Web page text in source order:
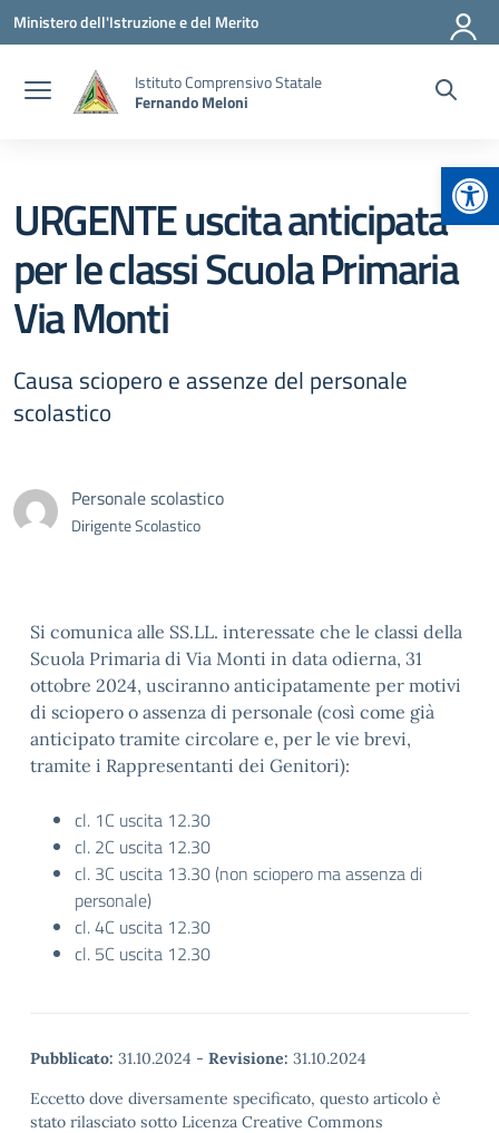
Vai ai contenuti
Vai al menu di navigazione
Vai al footer
Ministero dell'Istruzione e del Merito
Istituto Comprensivo Statale
Fernando Meloni
URGENTE uscita anticipata
per le classi Scuola Primaria
Via Monti
Causa sciopero e assenze del personale
scolastico
Personale scolastico
Dirigente Scolastico
Si comunica alle SS.LL. interessate che le classi della
Scuola Primaria di Via Monti in data odierna, 31
ottobre 2024, usciranno anticipatamente per motivi
di sciopero o assenza di personale (così come già
anticipato tramite circolare e, per le vie brevi,
tramite i Rappresentanti dei Genitori):
cl. 1C uscita 12.30
cl. 2C uscita 12.30
cl. 3C uscita 13.30 (non sciopero ma assenza di
personale)
cl. 4C uscita 12.30
cl. 5C uscita 12.30
Pubblicato: 31.10.2024 - Revisione: 31.10.2024
Eccetto dove diversamente specificato, questo articolo è
stato rilasciato sotto Licenza Creative Commons